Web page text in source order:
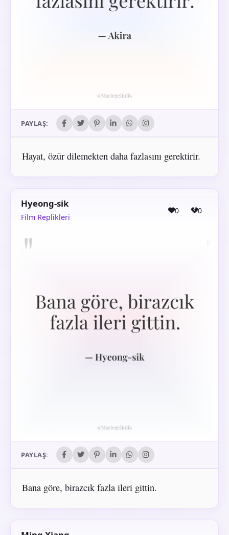
PAYLAŞ:
Hayat, özür dilemekten daha fazlasını gerektirir.
Hyeong-sik
Film Replikleri
0 0
PAYLAŞ:
Bana göre, birazcık fazla ileri gittin.